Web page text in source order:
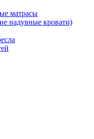
матрасы
надувные кровати)